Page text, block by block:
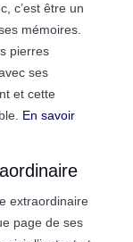
c’est être un
mémoires.
pierres
ses
et cette
En savoir
extraordinaire
page de ses